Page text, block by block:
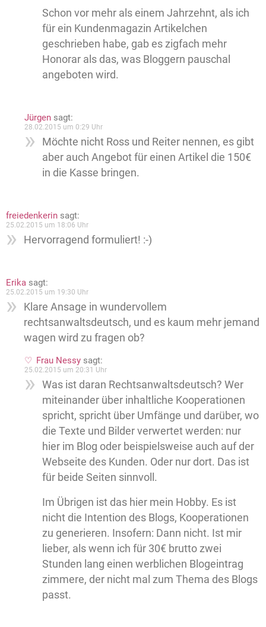
Schon vor mehr als einem Jahrzehnt, als ich
für ein Kundenmagazin Artikelchen
geschrieben habe, gab es zigfach mehr
Honorar als das, was Bloggern pauschal
angeboten wird.
Jürgen sagt:
28.02.2015 um 0:29 Uhr
Möchte nicht Ross und Reiter nennen, es gibt
aber auch Angebot für einen Artikel die 150€
in die Kasse bringen.
freiedenkerin sagt:
25.02.2015 um 18:06 Uhr
Hervorragend formuliert! :-)
Erika sagt:
25.02.2015 um 19:30 Uhr
Klare Ansage in wundervollem
rechtsanwaltsdeutsch, und es kaum mehr jemand
wagen wird zu fragen ob?
Frau Nessy sagt:
25.02.2015 um 20:31 Uhr
Was ist daran Rechtsanwaltsdeutsch? Wer
miteinander über inhaltliche Kooperationen
spricht, spricht über Umfänge und darüber, wo
die Texte und Bilder verwertet werden: nur
hier im Blog oder beispielsweise auch auf der
Webseite des Kunden. Oder nur dort. Das ist
für beide Seiten sinnvoll.
Im Übrigen ist das hier mein Hobby. Es ist
nicht die Intention des Blogs, Kooperationen
zu generieren. Insofern: Dann nicht. Ist mir
lieber, als wenn ich für 30€ brutto zwei
Stunden lang einen werblichen Blogeintrag
zimmere, der nicht mal zum Thema des Blogs
passt.